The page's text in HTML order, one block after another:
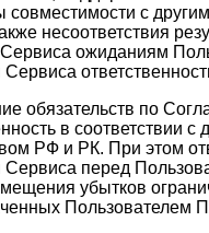
совместимости с
несоответствия
ожиданиям
обязательств по
в соответствии
РФ и РК. При этом
перед
убытков
Пользователем